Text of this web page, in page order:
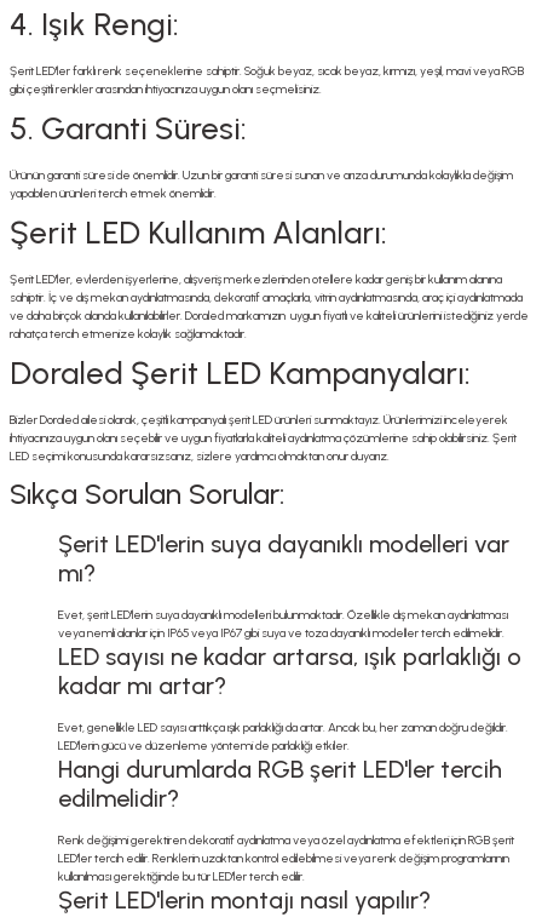
4. Işık Rengi:
Şerit LED'ler farklı renk seçeneklerine sahiptir. Soğuk beyaz, sıcak beyaz, kırmızı, yeşil, mavi veya RGB
gibi çeşitli renkler arasından ihtiyacınıza uygun olanı seçmelisiniz.
5. Garanti Süresi:
Ürünün garanti süresi de önemlidir. Uzun bir garanti süresi sunan ve arıza durumunda kolaylıkla değişim
yapabilen ürünleri tercih etmek önemlidir.
Şerit LED Kullanım Alanları:
Şerit LED'ler, evlerden işyerlerine, alışveriş merkezlerinden otellere kadar geniş bir kullanım alanına
sahiptir. İç ve dış mekan aydınlatmasında, dekoratif amaçlarla, vitrin aydınlatmasında, araç içi aydınlatmada
ve daha birçok alanda kullanılabilirler. Doraled markamızın uygun fiyatlı ve kaliteli ürünlerini istediğiniz yerde
rahatça tercih etmenize kolaylık sağlamaktadır.
Doraled Şerit LED Kampanyaları:
Bizler Doraled ailesi olarak, çeşitli kampanyalı şerit LED ürünleri sunmaktayız. Ürünlerimizi inceleyerek
ihtiyacınıza uygun olanı seçebilir ve uygun fiyatlarla kaliteli aydınlatma çözümlerine sahip olabilirsiniz. Şerit
LED seçimi konusunda kararsızsanız, sizlere yardımcı olmaktan onur duyarız.
Sıkça Sorulan Sorular:
Şerit LED'lerin suya dayanıklı modelleri var
mı?
Evet, şerit LED'lerin suya dayanıklı modelleri bulunmaktadır. Özellikle dış mekan aydınlatması
veya nemli alanlar için IP65 veya IP67 gibi suya ve toza dayanıklı modeller tercih edilmelidir.
LED sayısı ne kadar artarsa, ışık parlaklığı o
kadar mı artar?
Evet, genellikle LED sayısı arttıkça ışık parlaklığı da artar. Ancak bu, her zaman doğru değildir.
LED'lerin gücü ve düzenleme yöntemi de parlaklığı etkiler.
Hangi durumlarda RGB şerit LED'ler tercih
edilmelidir?
Renk değişimi gerektiren dekoratif aydınlatma veya özel aydınlatma efektleri için RGB şerit
LED'ler tercih edilir. Renklerin uzaktan kontrol edilebilmesi veya renk değişim programlarının
kullanılması gerektiğinde bu tür LED'ler tercih edilir.
Şerit LED'lerin montajı nasıl yapılır?